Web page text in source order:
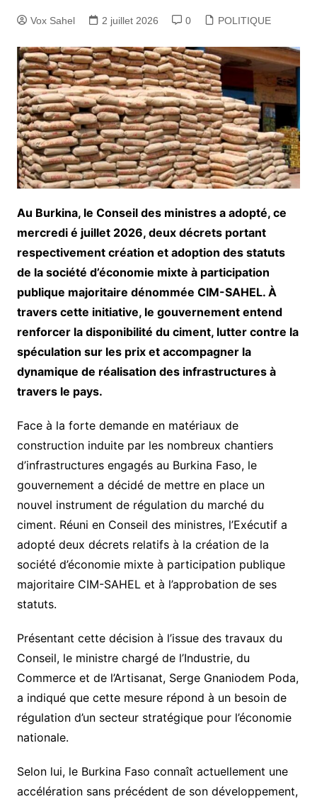
Vox Sahel 2 juillet 2026 0 POLITIQUE
Au Burkina, le Conseil des ministres a adopté, ce
mercredi é juillet 2026, deux décrets portant
respectivement création et adoption des statuts
de la société d’économie mixte à participation
publique majoritaire dénommée CIM-SAHEL. À
travers cette initiative, le gouvernement entend
renforcer la disponibilité du ciment, lutter contre la
spéculation sur les prix et accompagner la
dynamique de réalisation des infrastructures à
travers le pays.
Face à la forte demande en matériaux de
construction induite par les nombreux chantiers
d’infrastructures engagés au Burkina Faso, le
gouvernement a décidé de mettre en place un
nouvel instrument de régulation du marché du
ciment. Réuni en Conseil des ministres, l’Exécutif a
adopté deux décrets relatifs à la création de la
société d’économie mixte à participation publique
majoritaire CIM-SAHEL et à l’approbation de ses
statuts.
Présentant cette décision à l’issue des travaux du
Conseil, le ministre chargé de l’Industrie, du
Commerce et de l’Artisanat, Serge Gnaniodem Poda,
a indiqué que cette mesure répond à un besoin de
régulation d’un secteur stratégique pour l’économie
nationale.
Selon lui, le Burkina Faso connaît actuellement une
accélération sans précédent de son développement,